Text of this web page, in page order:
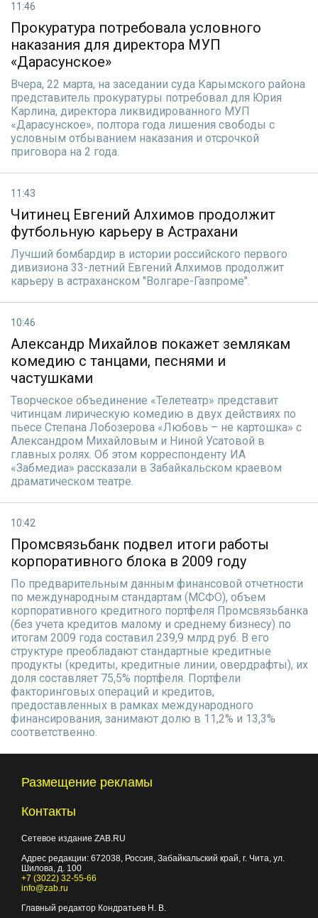
11:46
Прокуратура потребовала условного
наказания для директора МУП
«Дарасунское»
Вчера, 22 марта, на заседании суда Карымского района
представитель прокуратуры потребовал для Юрия
Карлина, директора ликвидированного МУП
«Дарасунское», полтора года лишения свободы с
условным отбыванием наказания и отсрочкой
приговора на 2 года.
11:43
Читинец Евгений Алхимов продолжит
футбольную карьеру в Астрахани
Лучший бомбардир в истории российского первого
дивизиона 33-летний Евгений Алхимов продолжит
карьеру в астраханском "Волгаре-Газпроме".
10:46
Александр Михайлов покажет землякам
комедию с танцами, песнями и
частушками
Творческое объединение «Телетеатр» представит
читинцам лирическую комедию в двух действиях по
пьесе Степана Лобозерова «Любовь – не картошка» с
Александром Михайловым и Ниной Усатовой в
главных ролях. Об этом корреспонденту ИА
«Забмедиа» рассказали в Забайкальском краевом
драматическом театре.
10:42
Промсвязьбанк подвел итоги работы
корпоративного блока в 2009 году
По предварительным данным финансовой отчетности
по международным стандартам (МСФО), объем
корпоративного кредитного портфеля Промсвязьбанка
(без учета кредитов малому и среднему бизнесу) по
итогам 2009 года составил 239,9 млрд руб. В его
структуре преобладают стандартные кредитные
продукты (кредиты, кредитные линии, овердрафты), их
доля составляет 75,5% портфеля. Портфели
факторинговых операций и кредитов,
предоставленных в рамках международного
финансирования, занимают долю в 11,2% и 13,3%
соответственно.
Размещение рекламы
Контакты
Сетевое издание ZAB.RU
Адрес редакции: 672038, Россия, Забайкальский край, г. Чита, ул.
Шилова, д. 100
+7 (3022) 32-55-66
info@zab.ru
Главный редактор Кондратьев Н. В.